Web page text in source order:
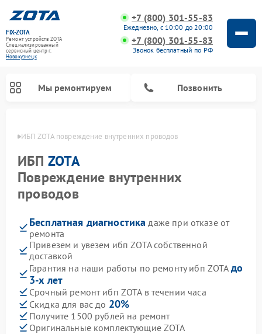
FIX-ZOTA
Ремонт устройств ZOTA
Специализированный
cервисный центр г.
Новокузнецк
+7 (800) 301-55-83
Ежедневно, с 10:00 до 20:00
+7 (800) 301-55-83
Звонок бесплатный по РФ
Мы ремонтируем Позвонить
ИБП ZOTA повреждение внутренних проводов
ИБП ZOTA
Повреждение внутренних
проводов
Бесплатная диагностика даже при отказе от
ремонта
Привезем и увезем ибп ZOTA собственной
доставкой
Гарантия на наши работы по ремонту ибп ZOTA до
3-х лет
Срочный ремонт ибп ZOTA в течении часа
Скидка для вас до 20%
Получите 1500 рублей на ремонт
Оригинальные комплектующие ZOTA